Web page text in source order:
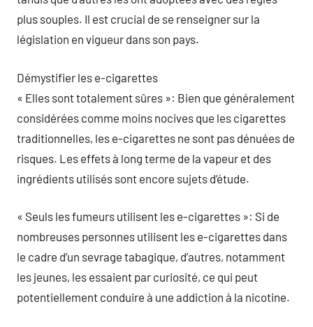
plus souples. Il est crucial de se renseigner sur la
législation en vigueur dans son pays.
Démystifier les e-cigarettes
« Elles sont totalement sûres »: Bien que généralement
considérées comme moins nocives que les cigarettes
traditionnelles, les e-cigarettes ne sont pas dénuées de
risques. Les effets à long terme de la vapeur et des
ingrédients utilisés sont encore sujets d’étude.
« Seuls les fumeurs utilisent les e-cigarettes »: Si de
nombreuses personnes utilisent les e-cigarettes dans
le cadre d’un sevrage tabagique, d’autres, notamment
les jeunes, les essaient par curiosité, ce qui peut
potentiellement conduire à une addiction à la nicotine.